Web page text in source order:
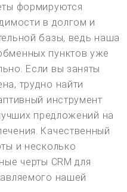
формируются
в долгом и
базы, ведь наша
пунктов уже
Если вы заняты
трудно найти
инструмент
предложений на
Качественный
и несколько
черты CRM для
нашей